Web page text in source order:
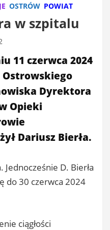
OSTRÓW POWIAT
w szpitalu
11 czerwca 2024
Dyrektora
Opieki
Dariusz Bierła.
Jednocześnie D. Bierła
do 30 czerwca 2024
ciągłości